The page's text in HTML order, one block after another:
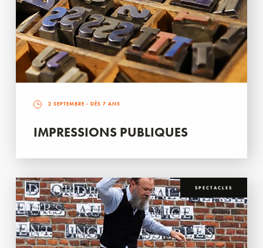
2 SEPTEMBRE - DÈS 7 ANS
IMPRESSIONS PUBLIQUES
SPECTACLES